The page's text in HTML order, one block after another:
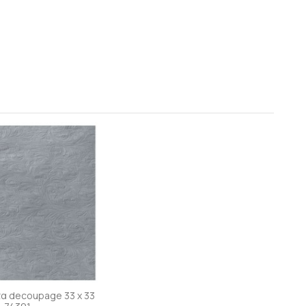
decoupage 33 x 33